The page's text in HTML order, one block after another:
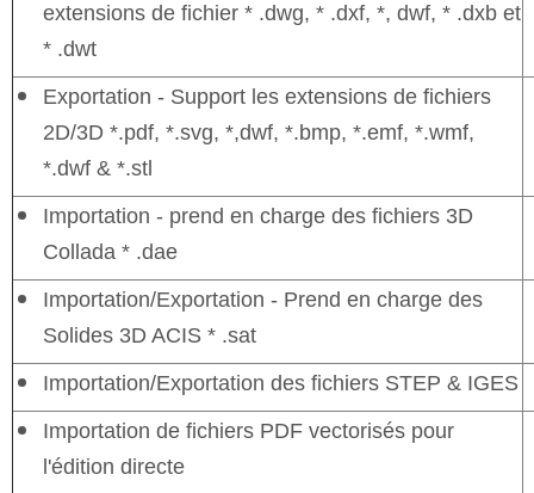
extensions de fichier * .dwg, * .dxf, *, dwf, * .dxb et
* .dwt
Exportation - Support les extensions de fichiers
2D/3D *.pdf, *.svg, *,dwf, *.bmp, *.emf, *.wmf,
*.dwf & *.stl
Importation - prend en charge des fichiers 3D
Collada * .dae
Importation/Exportation - Prend en charge des
Solides 3D ACIS * .sat
Importation/Exportation des fichiers STEP & IGES
Importation de fichiers PDF vectorisés pour
l'édition directe